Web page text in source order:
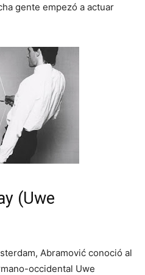
gente empezó a actuar
(Uwe
Abramović conoció al
occidental Uwe